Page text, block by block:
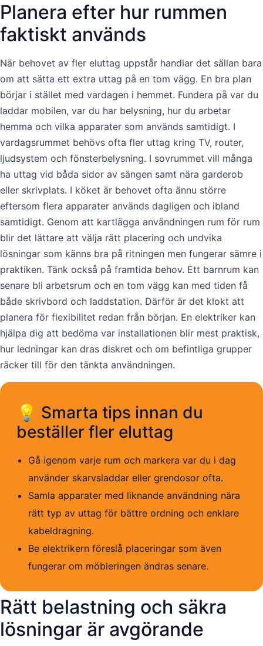
Planera efter hur rummen
faktiskt används
När behovet av fler eluttag uppstår handlar det sällan bara
om att sätta ett extra uttag på en tom vägg. En bra plan
börjar i stället med vardagen i hemmet. Fundera på var du
laddar mobilen, var du har belysning, hur du arbetar
hemma och vilka apparater som används samtidigt. I
vardagsrummet behövs ofta fler uttag kring TV, router,
ljudsystem och fönsterbelysning. I sovrummet vill många
ha uttag vid båda sidor av sängen samt nära garderob
eller skrivplats. I köket är behovet ofta ännu större
eftersom flera apparater används dagligen och ibland
samtidigt. Genom att kartlägga användningen rum för rum
blir det lättare att välja rätt placering och undvika
lösningar som känns bra på ritningen men fungerar sämre i
praktiken. Tänk också på framtida behov. Ett barnrum kan
senare bli arbetsrum och en tom vägg kan med tiden få
både skrivbord och laddstation. Därför är det klokt att
planera för flexibilitet redan från början. En elektriker kan
hjälpa dig att bedöma var installationen blir mest praktisk,
hur ledningar kan dras diskret och om befintliga grupper
räcker till för den tänkta användningen.
💡 Smarta tips innan du
beställer fler eluttag
Gå igenom varje rum och markera var du i dag
använder skarvsladdar eller grendosor ofta.
Samla apparater med liknande användning nära
rätt typ av uttag för bättre ordning och enklare
kabeldragning.
Be elektrikern föreslå placeringar som även
fungerar om möbleringen ändras senare.
Rätt belastning och säkra
lösningar är avgörande